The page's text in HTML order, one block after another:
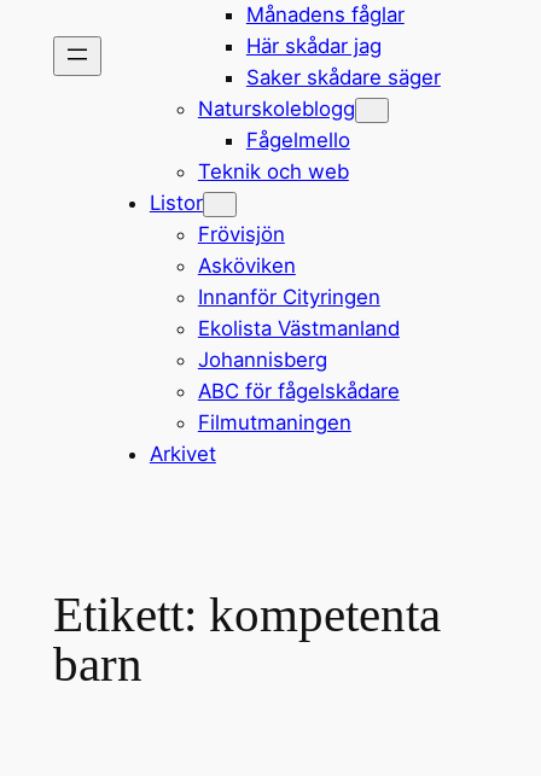
Månadens fåglar
Här skådar jag
Saker skådare säger
Naturskoleblogg
Fågelmello
Teknik och web
Listor
Frövisjön
Asköviken
Innanför Cityringen
Ekolista Västmanland
Johannisberg
ABC för fågelskådare
Filmutmaningen
Arkivet
Etikett: kompetenta
barn